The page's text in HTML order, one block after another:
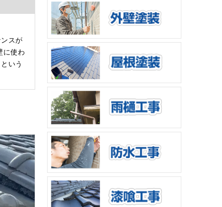
スが
に使わ
いう